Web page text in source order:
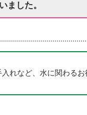
ました。
れなど、水に関わるお